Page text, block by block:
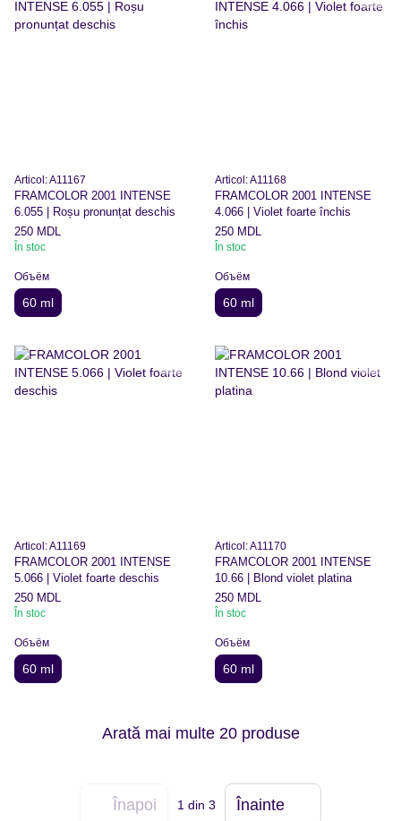
Articol: A11167
FRAMCOLOR 2001 INTENSE
6.055 | Roșu pronunțat deschis
250 MDL
În stoc
Объём
60 ml
Articol: A11168
FRAMCOLOR 2001 INTENSE
4.066 | Violet foarte închis
250 MDL
În stoc
Объём
60 ml
Articol: A11169
FRAMCOLOR 2001 INTENSE
5.066 | Violet foarte deschis
250 MDL
În stoc
Объём
60 ml
Articol: A11170
FRAMCOLOR 2001 INTENSE
10.66 | Blond violet platina
250 MDL
În stoc
Объём
60 ml
Arată mai multe 20 produse
Înapoi 1 din 3 Înainte